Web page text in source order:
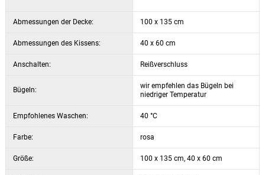
Abmessungen der Decke: 100 x 135 cm
Abmessungen des Kissens: 40 x 60 cm
Anschalten: Reißverschluss
Bügeln:
wir empfehlen das Bügeln bei
niedriger Temperatur
Empfohlenes Waschen: 40 °C
Farbe: rosa
Größe: 100 x 135 cm, 40 x 60 cm